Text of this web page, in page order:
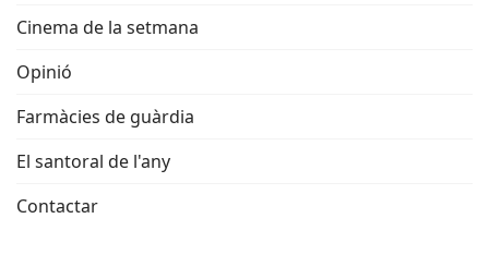
Cinema de la setmana
Opinió
Farmàcies de guàrdia
El santoral de l'any
Contactar